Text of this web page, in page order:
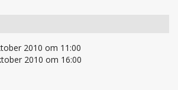
2010 om 11:00
2010 om 16:00